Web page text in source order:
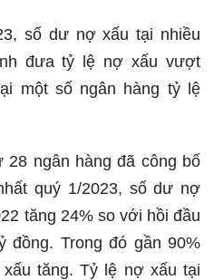
số dư nợ xấu tại nhiều
đưa tỷ lệ nợ xấu vượt
một số ngân hàng tỷ lệ
28 ngân hàng đã công bố
quý 1/2023, số dư nợ
tăng 24% so với hồi đầu
đồng. Trong đó gần 90%
tăng. Tỷ lệ nợ xấu tại